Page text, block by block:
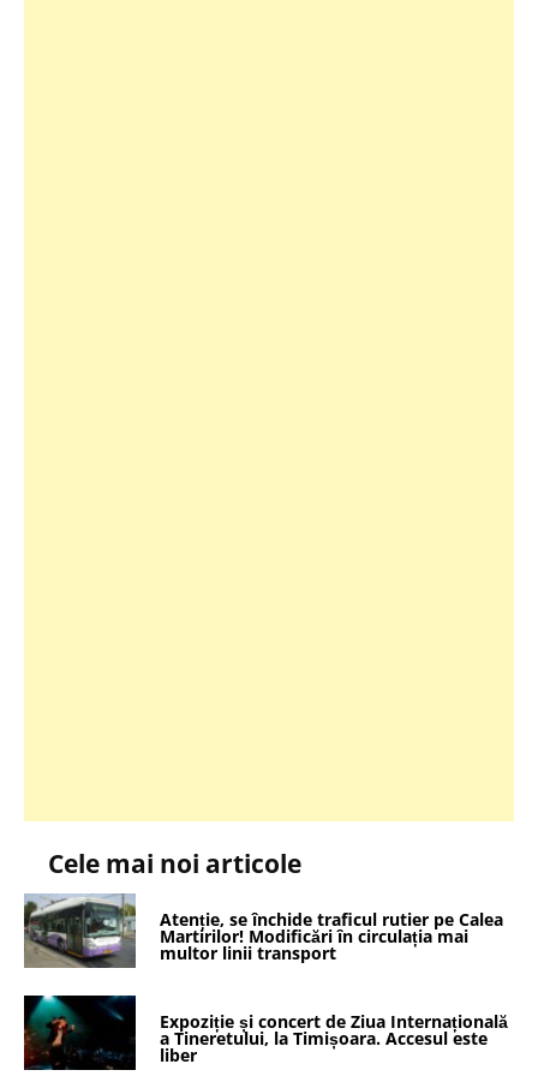
Cele mai noi articole
Atenție, se închide traficul rutier pe Calea
Martirilor! Modificări în circulația mai
multor linii transport
Expoziție și concert de Ziua Internațională
a Tineretului, la Timișoara. Accesul este
liber